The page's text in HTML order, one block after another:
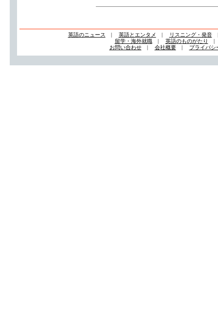
英語のニュース | 英語とエンタメ | リスニング・発音
留学・海外就職| 英語のものがたり
お問い合わせ| 会社概要| プライバシ